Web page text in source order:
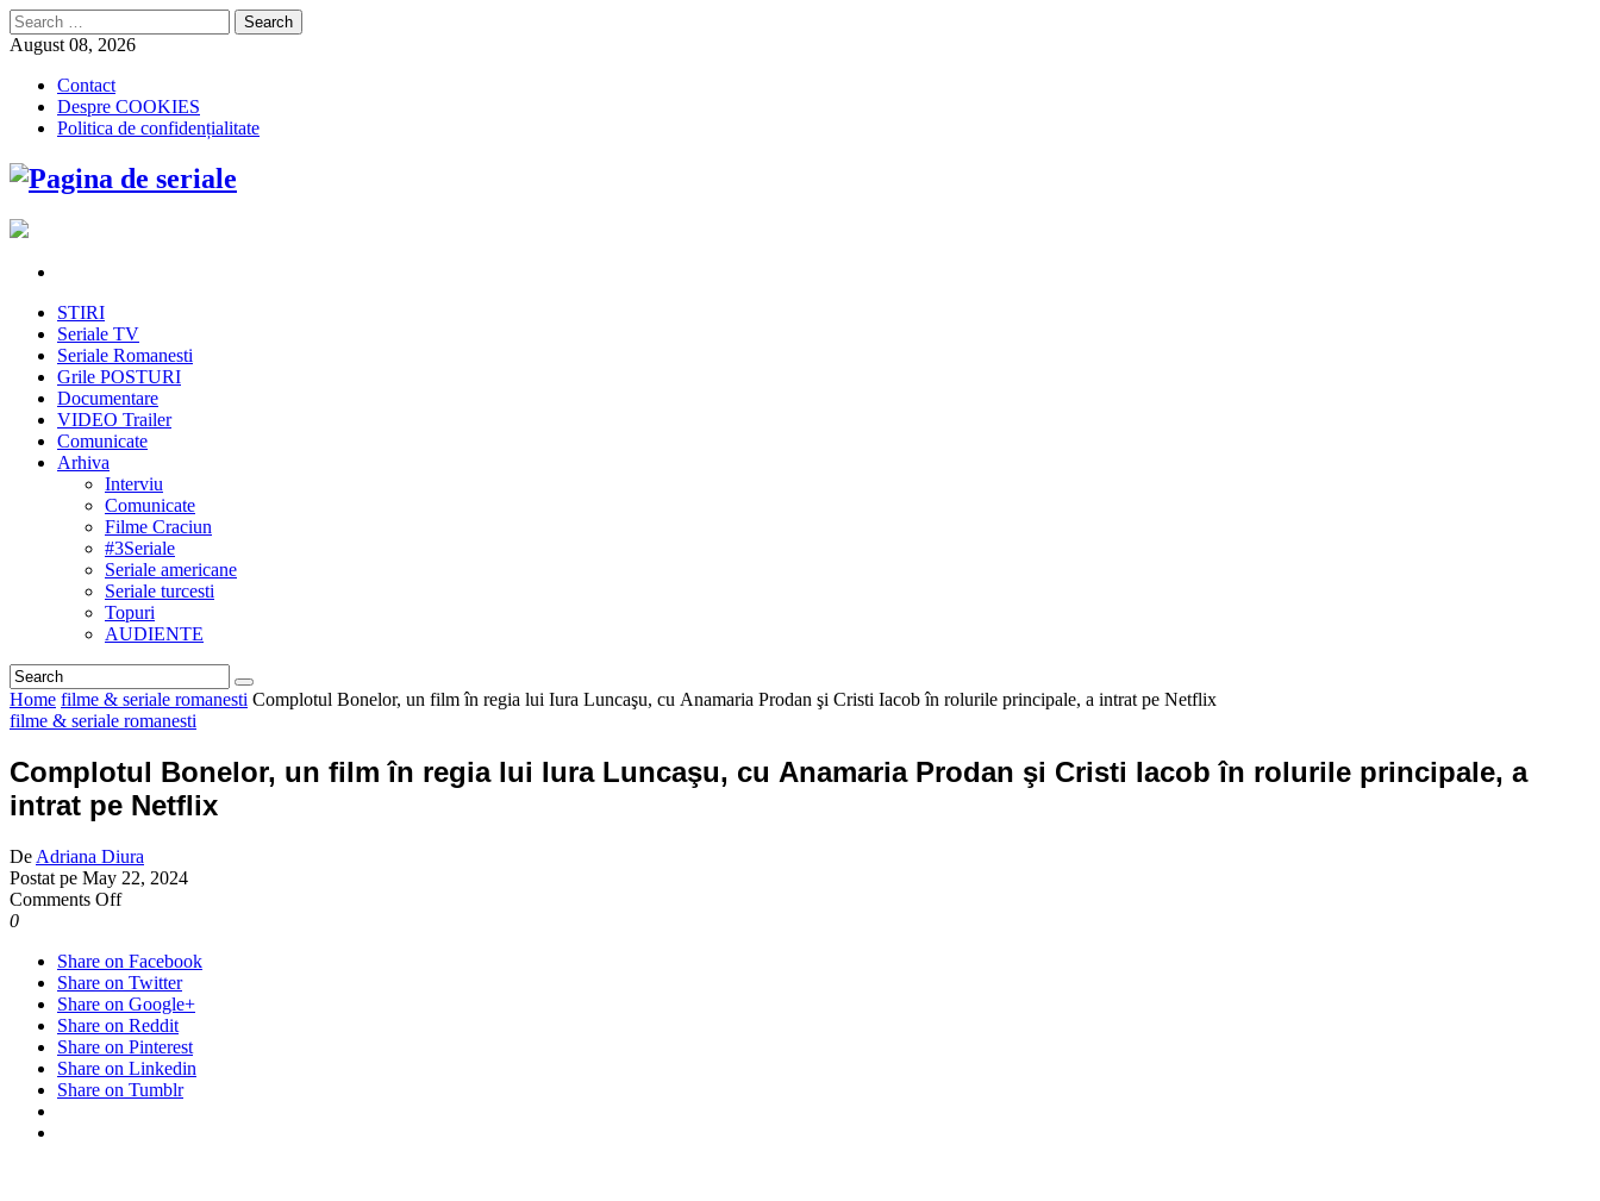
Search
for:
August 08, 2026
Contact
Despre COOKIES
Politica de confidențialitate
STIRI
Seriale TV
Seriale Romanesti
Grile POSTURI
Documentare
VIDEO Trailer
Comunicate
Arhiva
Interviu
Comunicate
Filme Craciun
#3Seriale
Seriale americane
Seriale turcesti
Topuri
AUDIENTE
Home filme & seriale romanesti Complotul Bonelor, un film în regia lui Iura Luncaşu, cu Anamaria Prodan şi Cristi Iacob în rolurile principale, a intrat pe Netflix
filme & seriale romanesti
Complotul Bonelor, un film în regia lui Iura Luncaşu, cu Anamaria Prodan şi Cristi Iacob în rolurile principale, a
intrat pe Netflix
De Adriana Diura
Postat pe May 22, 2024
Comments Offon
un
film
în
regia
lui Iura
Luncaşu,
cu Anamaria
0
Share on Facebook
Share on Twitter
Share on Google+
Share on Reddit
Share on Pinterest
Share on Linkedin
Share on Tumblr